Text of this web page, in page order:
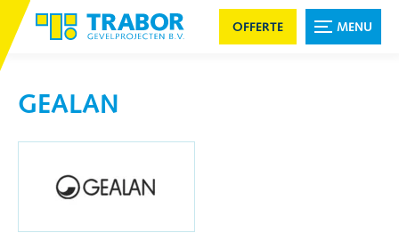
OFFERTE MENU
GEALAN